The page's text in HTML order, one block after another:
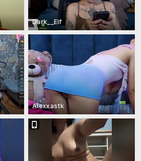
Dark__Elf
Alexxastk